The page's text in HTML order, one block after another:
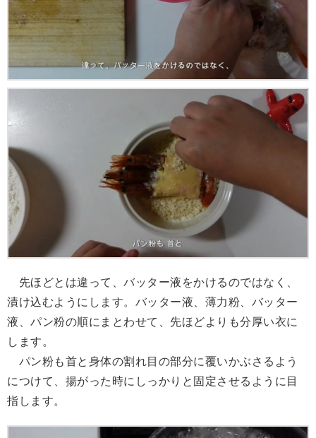
先ほどとは違って、バッター液をかけるのではなく、
漬け込むようにします。バッター液、薄力粉、バッター
液、パン粉の順にまとわせて、先ほどよりも分厚い衣に
します。
パン粉も首と身体の割れ目の部分に覆いかぶさるよう
につけて、揚がった時にしっかりと固定させるように目
指します。